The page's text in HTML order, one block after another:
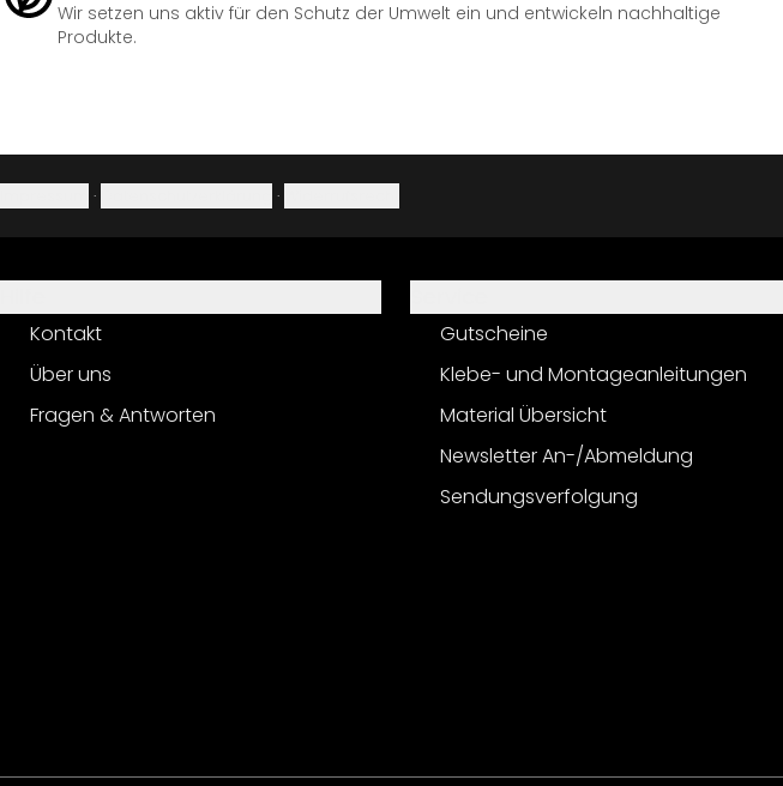
Wir setzen uns aktiv für den Schutz der Umwelt ein und entwickeln nachhaltige
Produkte.
· ·
Kontakt
Über uns
Fragen & Antworten
Gutscheine
Klebe- und Montageanleitungen
Material Übersicht
Newsletter An-/Abmeldung
Sendungsverfolgung